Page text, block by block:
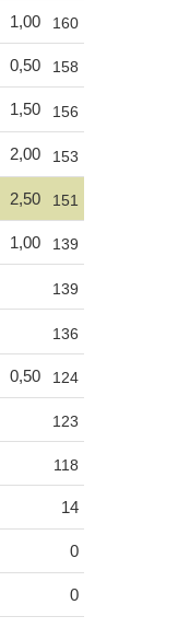
1,00 160
0,50 158
1,50 156
2,00 153
2,50 151
1,00 139
139
136
0,50 124
123
118
14
0
0